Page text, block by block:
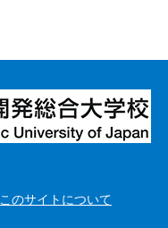
このサイトについて